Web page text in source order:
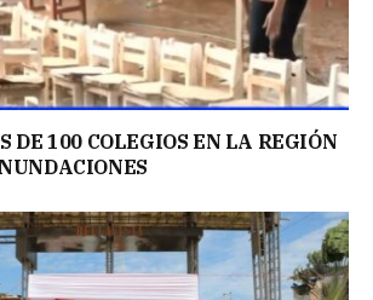
DE 100 COLEGIOS EN LA REGIÓN